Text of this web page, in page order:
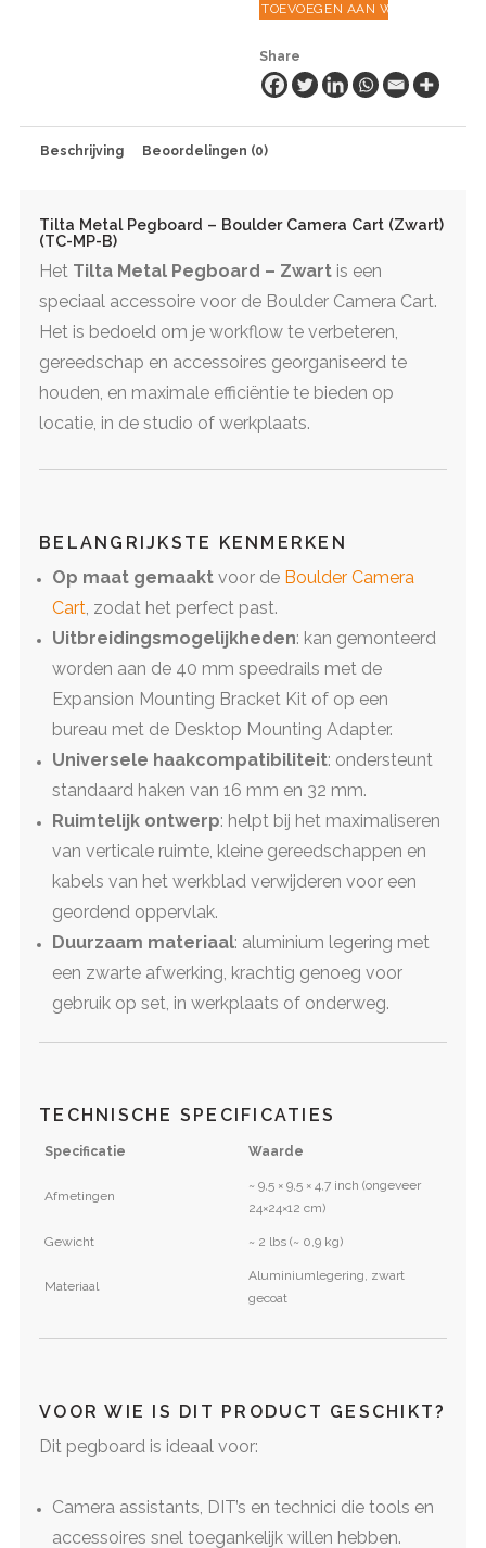
Boulder
Cart
-
aantal
TOEVOEGEN AAN WINKELWAGEN
Share
Beschrijving Beoordelingen (0)
Tilta Metal Pegboard – Boulder Camera Cart (Zwart)
(TC-MP-B)
Het Tilta Metal Pegboard – Zwart is een
speciaal accessoire voor de Boulder Camera Cart.
Het is bedoeld om je workflow te verbeteren,
gereedschap en accessoires georganiseerd te
houden, en maximale efficiëntie te bieden op
locatie, in de studio of werkplaats.
BELANGRIJKSTE KENMERKEN
Op maat gemaakt voor de Boulder Camera
Cart, zodat het perfect past.
Uitbreidingsmogelijkheden: kan gemonteerd
worden aan de 40 mm speedrails met de
Expansion Mounting Bracket Kit of op een
bureau met de Desktop Mounting Adapter.
Universele haakcompatibiliteit: ondersteunt
standaard haken van 16 mm en 32 mm.
Ruimtelijk ontwerp: helpt bij het maximaliseren
van verticale ruimte, kleine gereedschappen en
kabels van het werkblad verwijderen voor een
geordend oppervlak.
Duurzaam materiaal: aluminium legering met
een zwarte afwerking, krachtig genoeg voor
gebruik op set, in werkplaats of onderweg.
TECHNISCHE SPECIFICATIES
Specificatie Waarde
Afmetingen
~ 9,5 × 9,5 × 4,7 inch (ongeveer
24×24×12 cm)
Gewicht ~ 2 lbs (~ 0,9 kg)
Materiaal
Aluminiumlegering, zwart
gecoat
VOOR WIE IS DIT PRODUCT GESCHIKT?
Dit pegboard is ideaal voor:
Camera assistants, DIT’s en technici die tools en
accessoires snel toegankelijk willen hebben.